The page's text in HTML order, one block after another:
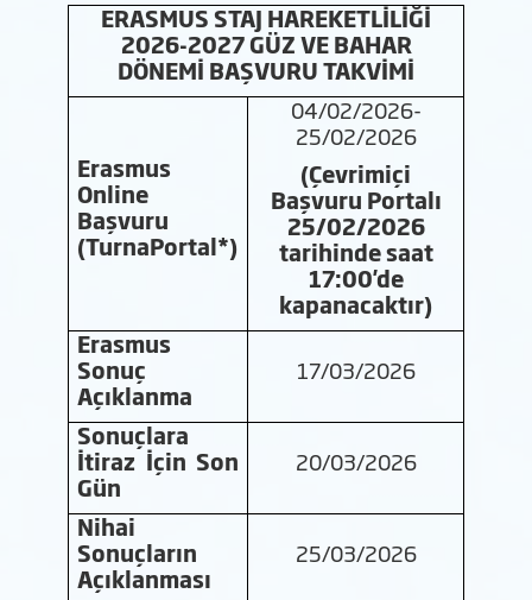
ERASMUS STAJ HAREKETLİLİĞİ
2026-2027 GÜZ VE BAHAR
DÖNEMİ BAŞVURU TAKVİMİ
Erasmus
Online
Başvuru
(TurnaPortal*)
04/02/2026-
25/02/2026
(Çevrimiçi
Başvuru Portalı
25/02/2026
tarihinde saat
17:00'de
kapanacaktır)
Erasmus
Sonuç
Açıklanma
17/03/2026
Sonuçlara
İtiraz İçin Son
Gün
20/03/2026
Nihai
Sonuçların
Açıklanması
25/03/2026